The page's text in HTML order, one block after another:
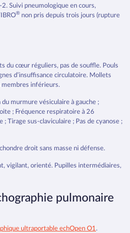
Suivi pneumologique en cours,
®non pris depuis trois jours (rupture
du cœur réguliers, pas de souffle. Pouls
d’insuffisance circulatoire. Mollets
membres inférieurs.
murmure vésiculaire à gauche ;
; Fréquence respiratoire à 26
Tirage sus-claviculaire ; Pas de cyanose ;
droit sans masse ni défense.
vigilant, orienté. Pupilles intermédiaires,
pulmonaire
ultraportable echOpen O1 .